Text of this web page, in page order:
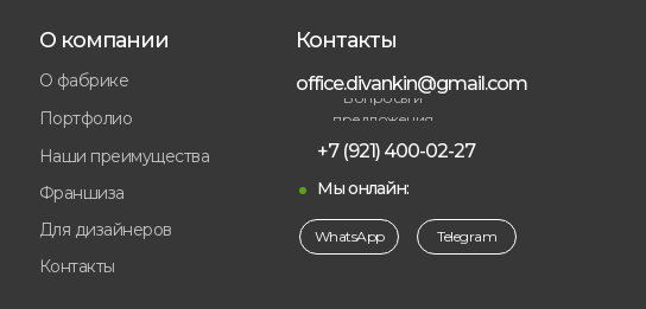
О фабрике
Портфолио
Наши преимущества
Франшиза
О компании
Контакты
Контакты
office.divankin@gmail.com
Вопросы и
предложения
+7 (921) 400-02-27
Мы онлайн:
WhatsApp Telegram
Для дизайнеров